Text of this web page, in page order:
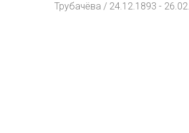
Трубачёва / 24.12.1893 -